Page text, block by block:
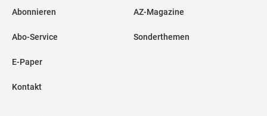
Abonnieren
Abo-Service
E-Paper
Kontakt
AZ-Magazine
Sonderthemen